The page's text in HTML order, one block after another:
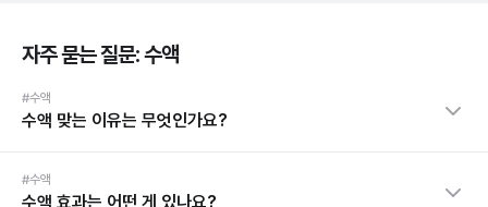
자주 묻는 질문: 수액
#수액
수액 맞는 이유는 무엇인가요?
#수액
수액 효과는 어떤 게 있나요?